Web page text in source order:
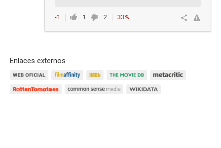
-1 1 2
33%
Enlaces externos